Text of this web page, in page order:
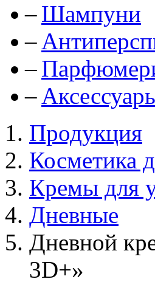
Шампуни
Продукция
Косметика
Кремы для
Дневные
Дневной
3D+»